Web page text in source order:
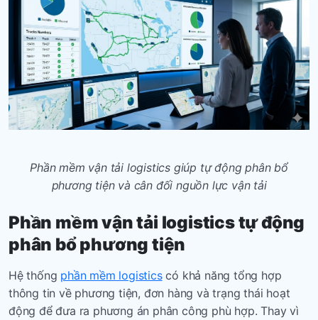
Phần mềm vận tải logistics giúp tự động phân bổ
phương tiện và cân đối nguồn lực vận tải
Phần mềm vận tải logisticstự động
phân bổ phương tiện
Hệ thống phần mềm logisticscó khả năng tổng hợp
thông tin về phương tiện, đơn hàng và trạng thái hoạt
động để đưa ra phương án phân công phù hợp. Thay vì